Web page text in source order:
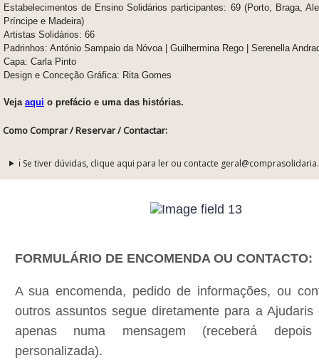
Estabelecimentos de Ensino Solidários participantes: 69 (Porto, Braga,
Príncipe e Madeira)
Artistas Solidários: 66
Padrinhos: António Sampaio da Nóvoa | Guilhermina Rego | Serenella
Capa: Carla Pinto
Design e Conceção Gráfica: Rita Gomes
Veja aqui o prefácio e uma das histórias.
Como Comprar / Reservar / Contactar:
ℹ️ Se tiver dúvidas, clique aqui para ler ou contacte